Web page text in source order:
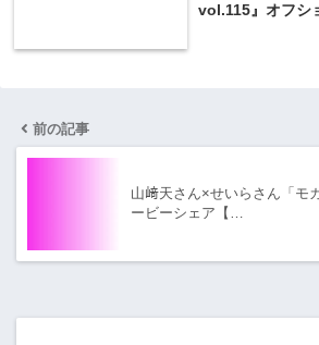
vol.115』オフシ
前の記事
山﨑天さん×せいらさん「モ
ービーシェア【…